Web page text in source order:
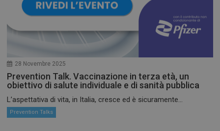
28 Novembre 2025
Prevention Talk. Vaccinazione in terza età, un
obiettivo di salute individuale e di sanità pubblica
L’aspettativa di vita, in Italia, cresce ed è sicuramente...
Prevention Talks